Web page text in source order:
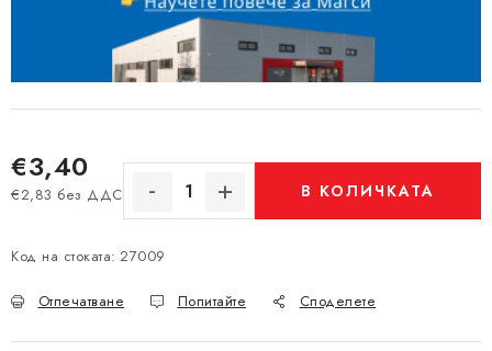
€3,40
€2,83 без ДДС
Измерване на цената:
В КОЛИЧКАТА
Код на стоката: 27009
Отпечатване Попитайте Споделете